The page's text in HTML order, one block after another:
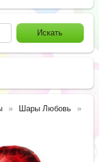
Шары Любовь